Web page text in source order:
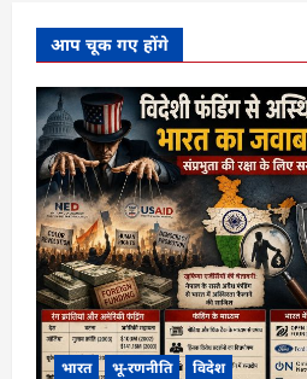
आप चूक गए होंगे
भारत भू-रणनीति विदेश